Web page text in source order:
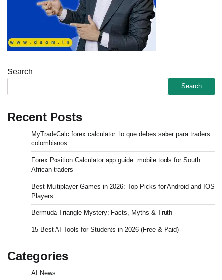
Search
Search
Recent Posts
MyTradeCalc forex calculator: lo que debes saber para traders
colombianos
Forex Position Calculator app guide: mobile tools for South
African traders
Best Multiplayer Games in 2026: Top Picks for Android and IOS
Players
Bermuda Triangle Mystery: Facts, Myths & Truth
15 Best AI Tools for Students in 2026 (Free & Paid)
Categories
AI News